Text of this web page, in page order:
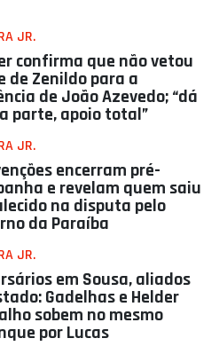
JR.
confirma que não vetou
de Zenildo para a
de João Azevedo; “dá
parte, apoio total”
JR.
encerram pré-
e revelam quem saiu
na disputa pelo
da Paraíba
JR.
em Sousa, aliados
Gadelhas e Helder
sobem no mesmo
por Lucas